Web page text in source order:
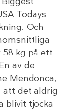
Todays
Och
58 kg på ett
av de
Mendonca,
att det aldrig
blivit tjocka